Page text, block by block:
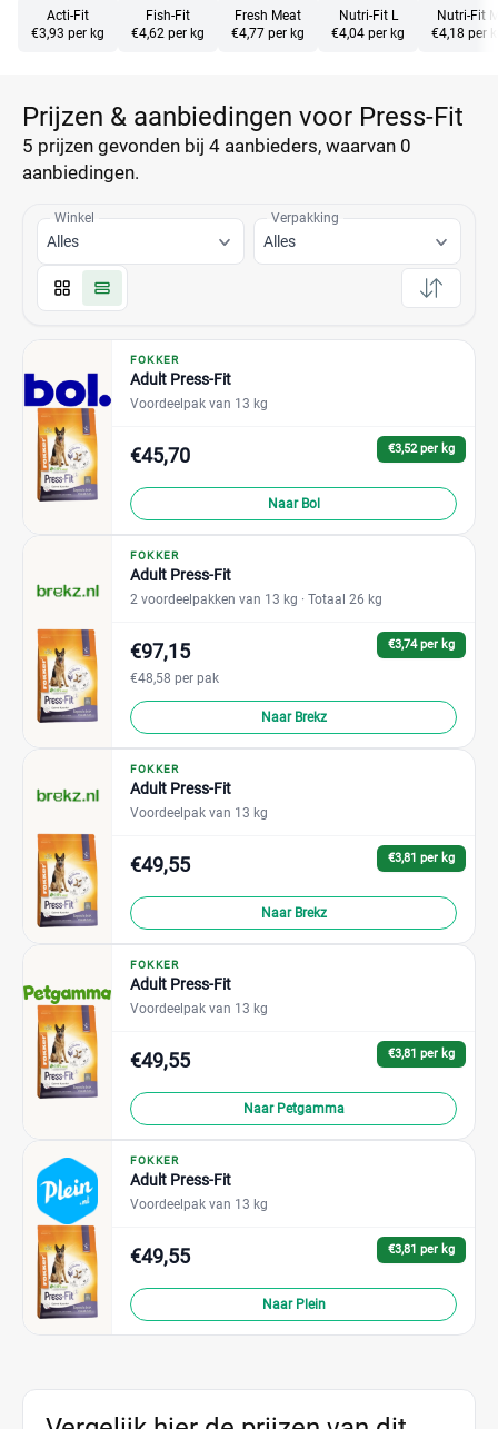
Acti-Fit
€3,93 per kg
Fish-Fit
€4,62 per kg
Fresh Meat
€4,77 per kg
Nutri-Fit L
€4,04 per kg
Nutri-Fit
€4,18 per
Prijzen & aanbiedingen voor Press-Fit
5 prijzen gevonden bij 4 aanbieders, waarvan 0
aanbiedingen.
Winkel
Alles
Verpakking
Alles
FOKKER
Adult Press-Fit
Voordeelpak van 13 kg
€3,52 per kg
€45,70
Naar Bol
FOKKER
Adult Press-Fit
2 voordeelpakken van 13 kg · Totaal 26 kg
€3,74 per kg
€97,15
€48,58 per pak
Naar Brekz
FOKKER
Adult Press-Fit
Voordeelpak van 13 kg
€3,81 per kg
€49,55
Naar Brekz
FOKKER
Adult Press-Fit
Voordeelpak van 13 kg
€3,81 per kg
€49,55
Naar Petgamma
FOKKER
Adult Press-Fit
Voordeelpak van 13 kg
€3,81 per kg
€49,55
Naar Plein